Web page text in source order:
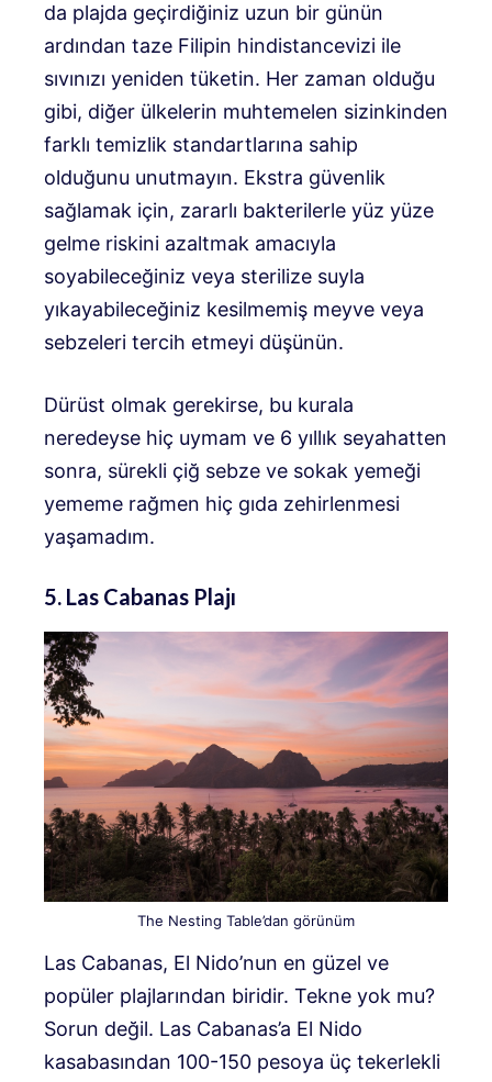
da plajda geçirdiğiniz uzun bir günün
ardından taze Filipin hindistancevizi ile
sıvınızı yeniden tüketin. Her zaman olduğu
gibi, diğer ülkelerin muhtemelen sizinkinden
farklı temizlik standartlarına sahip
olduğunu unutmayın. Ekstra güvenlik
sağlamak için, zararlı bakterilerle yüz yüze
gelme riskini azaltmak amacıyla
soyabileceğiniz veya sterilize suyla
yıkayabileceğiniz kesilmemiş meyve veya
sebzeleri tercih etmeyi düşünün.
Dürüst olmak gerekirse, bu kurala
neredeyse hiç uymam ve 6 yıllık seyahatten
sonra, sürekli çiğ sebze ve sokak yemeği
yememe rağmen hiç gıda zehirlenmesi
yaşamadım.
5. Las Cabanas Plajı
The Nesting Table’dan görünüm
Las Cabanas, El Nido’nun en güzel ve
popüler plajlarından biridir. Tekne yok mu?
Sorun değil. Las Cabanas’a El Nido
kasabasından 100-150 pesoya üç tekerlekli